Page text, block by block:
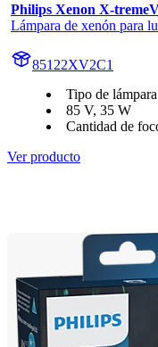
Philips Xenon X-
Lámpara de xenón para
85122XV2C1
Tipo de
85 V, 35 W
Cantidad de
Ver producto